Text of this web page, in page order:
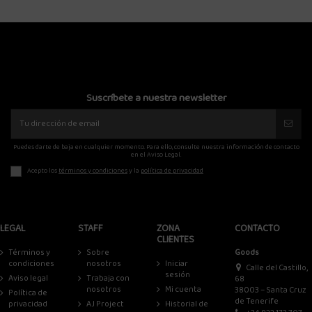
Suscríbete a nuestra newsletter
Puedes darte de baja en cualquier momento. Para ello, consulte nuestra información de contacto
en el Aviso Legal.
Acepto lostérminos y condicionesy la política de privacidad
LEGAL
Términos y
condiciones
Aviso legal
Política de
privacidad
STAFF
Sobre
nosotros
Trabaja con
nosotros
AJ Project
ZONA
CLIENTES
Iniciar
sesión
Mi cuenta
Historial de
CONTACTO
Goods
Calle del Castillo,
68
38003 – Santa Cruz
de Tenerife